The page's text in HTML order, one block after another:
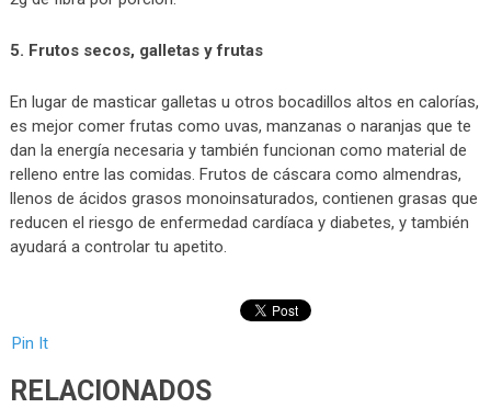
5. Frutos secos, galletas y frutas
En lugar de masticar galletas u otros bocadillos altos en calorías,
es mejor comer frutas como uvas, manzanas o naranjas que te
dan la energía necesaria y también funcionan como material de
relleno entre las comidas. Frutos de cáscara como almendras,
llenos de ácidos grasos monoinsaturados, contienen grasas que
reducen el riesgo de enfermedad cardíaca y diabetes, y también
ayudará a controlar tu apetito.
Pin It
RELACIONADOS